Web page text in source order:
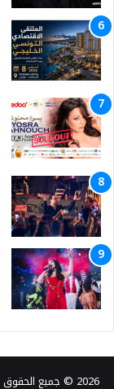
2026 © جميع الحقوق محفوظة. تصميم و تطوير الموقع من قبل: